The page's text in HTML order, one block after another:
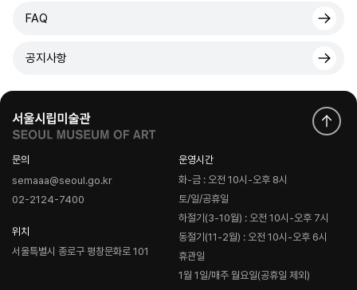
FAQ
공지사항
문의
semaaa@seoul.go.kr
02-2124-7400
위치
서울특별시 종로구 평창문화로 101
운영시간
화-금 : 오전 10시-오후 8시
토/일/공휴일
하절기(3-10월) : 오전 10시-오후 7시
동절기(11-2월) : 오전 10시-오후 6시
휴관일
1월 1일/매주 월요일(공휴일 제외)